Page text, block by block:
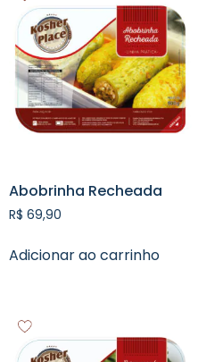
Abobrinha Recheada
R$ 69,90
Adicionar ao carrinho